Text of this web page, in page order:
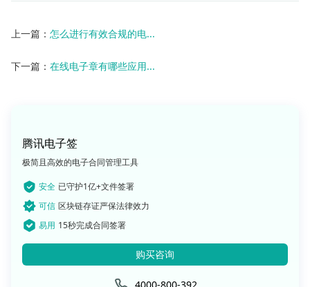
上一篇： 怎么进行有效合规的电...
下一篇： 在线电子章有哪些应用...
腾讯电子签
极简且高效的电子合同管理工具
安全 已守护1亿+文件签署
可信 区块链存证严保法律效力
易用 15秒完成合同签署
购买咨询